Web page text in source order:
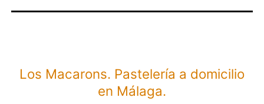
Los Macarons. Pastelería a domicilio
en Málaga.